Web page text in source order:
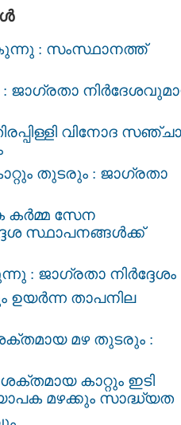
: സംസ്ഥാനത്ത്
ജാഗ്രതാ
വിനോദ
തുടരും : ജാഗ്രതാ
കര്‍മ്മ സേന
സ്ഥാപനങ്ങള്‍ക്ക്
: ജാഗ്രതാ നിർദ്ദേശം
ഉയര്‍ന്ന താപനില
ശക്തമായ മഴ തുടരും :
കാറ്റും ഇടി
മഴക്കും സാദ്ധ്യത